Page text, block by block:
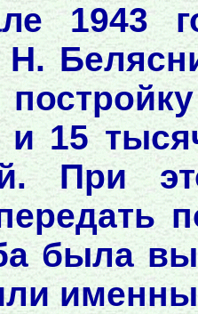
1943
Н.
и 15
При
была